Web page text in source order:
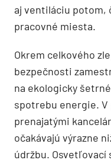
aj ventiláciu potom,
pracovné miesta.
Okrem celkového
bezpečnosti
na ekologicky
spotrebu energie.
prenajatými
očakávajú výrazne
údržbu. Osvetľovací